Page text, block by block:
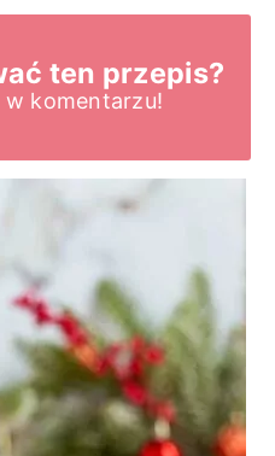
ten przepis?
w komentarzu!